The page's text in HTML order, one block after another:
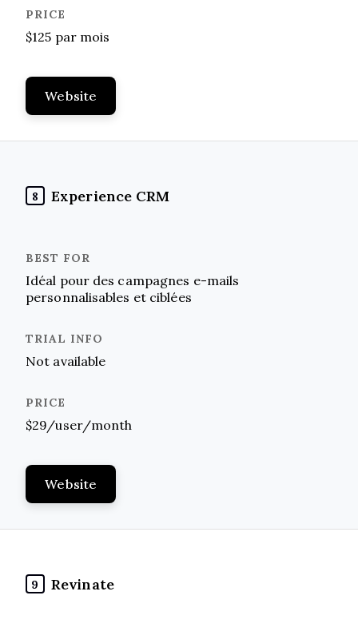
$125 par mois
Website
8 Experience CRM
Idéal pour des campagnes e-mails
personnalisables et ciblées
Not available
$29/user/month
Website
9 Revinate